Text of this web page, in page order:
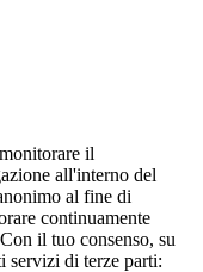
il
all'interno del
al fine di
continuamente
il tuo consenso, su
servizi di terze parti: